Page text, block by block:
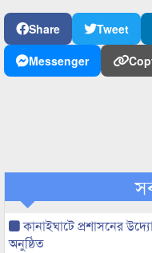
Share Tweet
Messenger
কানাইঘাটে প্রশাসনের
অনুষ্ঠিত